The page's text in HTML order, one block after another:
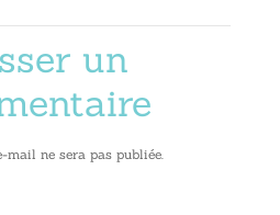
un
mail ne sera pas publiée.